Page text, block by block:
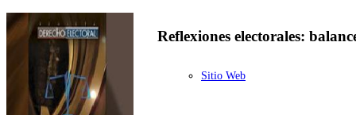
Reflexiones electorales:
Sitio Web